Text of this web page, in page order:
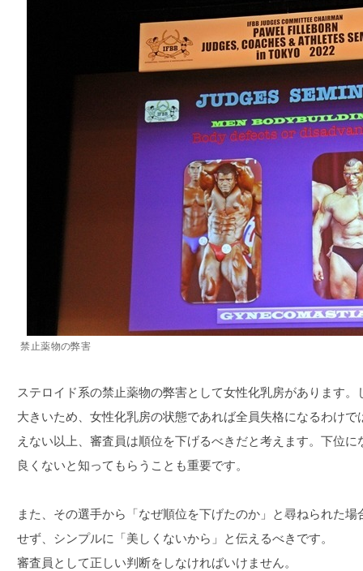
禁止薬物の弊害
ステロイド系の禁止薬物の弊害として女性化乳房があります
大きいため、女性化乳房の状態であれば全員失格になるわけ
えない以上、審査員は順位を下げるべきだと考えます。下位
良くないと知ってもらうことも重要です。
また、その選手から「なぜ順位を下げたのか」と尋ねられた
せず、シンプルに「美しくないから」と伝えるべきです。
審査員として正しい判断をしなければいけません。